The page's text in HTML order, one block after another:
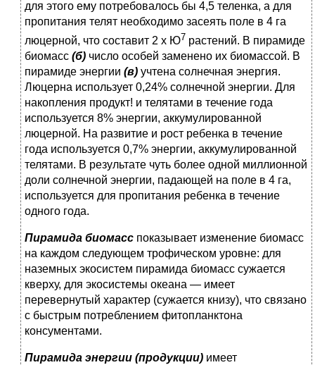
для этого ему потребовалось бы 4,5 те­ленка, а для
пропитания телят необходимо засеять поле в 4 га
люцерной, что составит 2 х Ю7 растений. В пирамиде
биомасс (б) число особей заменено их биомассой. В
пирамиде энергии (в) учтена солнечная энер­гия.
Люцерна использует 0,24% солнечной энергии. Для
накопления про­дукт! и телятами в течение года
используется 8% энергии, аккумулиро­ванной
люцерной. На развитие и рост ребенка в течение
года использует­ся 0,7% энергии, аккумулированной
телятами. В результате чуть более одной миллионной
доли солнечной энергии, падающей на поле в 4 га,
используется для пропитания ребенка в течение
одного года.
Пирамида биомасс показывает изменение биомасс
на каж­дом следующем трофическом уровне: для
наземных экосис­тем пирамида биомасс сужается
кверху, для экосистемы океа­на — имеет
перевернутый характер (сужается книзу), что свя­зано
с быстрым потреблением фитопланктона
консументами.
Пирамида энергии (продукции) имеет